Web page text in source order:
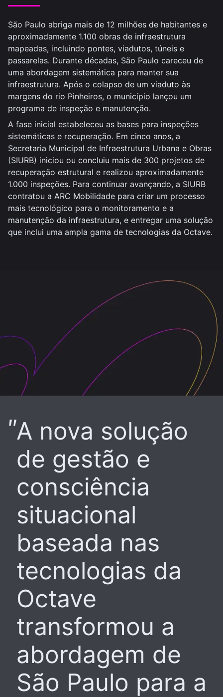
São Paulo abriga mais de 12 milhões de habitantes e
aproximadamente 1.100 obras de infraestrutura
mapeadas, incluindo pontes, viadutos, túneis e
passarelas. Durante décadas, São Paulo careceu de
uma abordagem sistemática para manter sua
infraestrutura. Após o colapso de um viaduto às
margens do rio Pinheiros, o município lançou um
programa de inspeção e manutenção.
A fase inicial estabeleceu as bases para inspeções
sistemáticas e recuperação. Em cinco anos, a
Secretaria Municipal de Infraestrutura Urbana e Obras
(SIURB) iniciou ou concluiu mais de 300 projetos de
recuperação estrutural e realizou aproximadamente
1.000 inspeções. Para continuar avançando, a SIURB
contratou a ARC Mobilidade para criar um processo
mais tecnológico para o monitoramento e a
manutenção da infraestrutura, e entregar uma solução
que inclui uma ampla gama de tecnologias da Octave.
A nova solução
de gestão e
consciência
situacional
baseada nas
tecnologias da
Octave
transformou a
abordagem de
São Paulo para a